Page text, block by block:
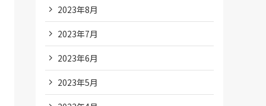
2023年8月
2023年7月
2023年6月
2023年5月